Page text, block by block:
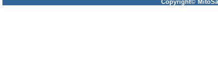
Copyright©